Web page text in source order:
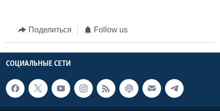
Поделиться Follow us
СОЦИАЛЬНЫЕ СЕТИ